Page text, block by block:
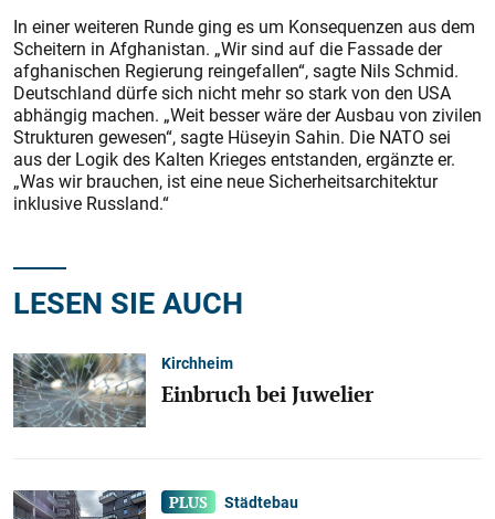
In einer weiteren Runde ging es um Konsequenzen aus dem
Scheitern in Afghanistan. „Wir sind auf die Fassade der
afghanischen Regierung reingefallen“, sagte Nils Schmid.
Deutschland dürfe sich nicht mehr so stark von den USA
abhängig machen. „Weit ­besser wäre der Ausbau von zivilen
Strukturen gewesen“, sagte Hüseyin Sahin. Die NATO sei
aus der Logik des Kalten Krieges entstanden, ergänzte er.
„Was wir brauchen, ist eine neue Sicherheitsarchitektur
inklusive Russland.“
LESEN SIE AUCH
Kirchheim
Einbruch bei Juwelier
Städtebau